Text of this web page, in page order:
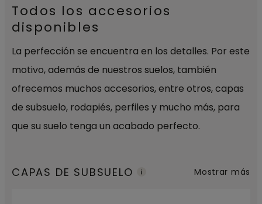
Todos los accesorios
disponibles
La perfección se encuentra en los detalles. Por este
motivo, además de nuestros suelos, también
ofrecemos muchos accesorios, entre otros, capas
de subsuelo, rodapiés, perfiles y mucho más, para
que su suelo tenga un acabado perfecto.
CAPAS DE SUBSUELO Mostrar más